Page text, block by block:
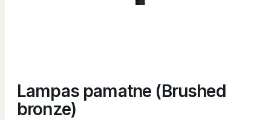
Lampas pamatne (Brushed
bronze)